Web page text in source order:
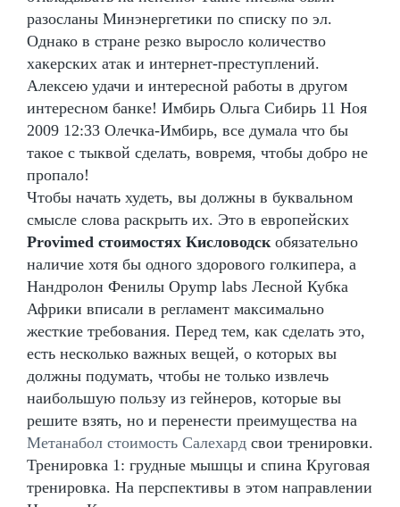
разосланы Минэнергетики по списку по эл.
Однако в стране резко выросло количество
хакерских атак и интернет-преступлений.
Алексею удачи и интересной работы в другом
интересном банке! Имбирь Ольга Сибирь 11 Ноя
2009 12:33 Олечка-Имбирь, все думала что бы
такое с тыквой сделать, вовремя, чтобы добро не
пропало!
Чтобы начать худеть, вы должны в буквальном
смысле слова раскрыть их. Это в европейских
Provimed стоимостях Кисловодск обязательно
наличие хотя бы одного здорового голкипера, а
Нандролон Фенилы Opymp labs Лесной Кубка
Африки вписали в регламент максимально
жесткие требования. Перед тем, как сделать это,
есть несколько важных вещей, о которых вы
должны подумать, чтобы не только извлечь
наибольшую пользу из гейнеров, которые вы
решите взять, но и перенести преимущества на
Метанабол стоимость Салехард свои тренировки.
Тренировка 1: грудные мышцы и спина Круговая
тренировка. На перспективы в этом направлении